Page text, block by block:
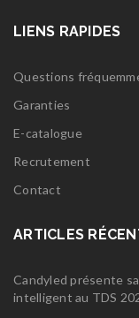
LIENS RAPIDES
Questions
Garanties
E-catalogue
Recrutement
Contact
ARTICLES
Candyled présente
intelligent au TDS